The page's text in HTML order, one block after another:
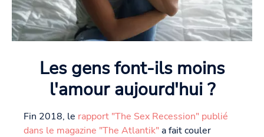
Les gens font-ils moins
l'amour aujourd'hui ?
Fin 2018, le rapport "The Sex Recession" publié
dans le magazine "The Atlantik"a fait couler